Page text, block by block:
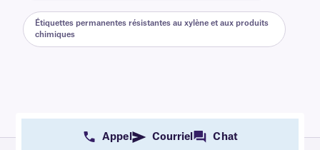
Étiquettes permanentes résistantes au xylène et aux produits
chimiques
Appel Courriel Chat